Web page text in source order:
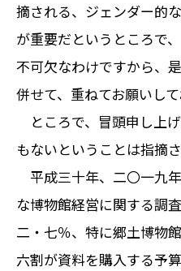
摘される、ジェンダー的
が重要だというところで
不可欠なわけですから、
併せて、重ねてお願いして
ところで、冒頭申し上
もないということは指摘
平成三十年、二〇一九
な博物館経営に関する調
二・七％、特に郷土博物
六割が資料を購入する予